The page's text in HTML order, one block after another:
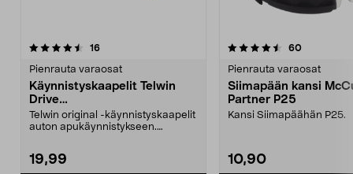
16arvostelut
Pienrauta varaosat
Käynnistyskaapelit Telwin
Drive
Mini/9000/13000/1250/150
0/1750, EC5
Telwin original -käynnistyskaapelit
auton apukäynnistykseen.
19,99
4.5 viidestä
60arvostelut
Pienrauta varaosat
Siimapään kansi
Partner P25
Kansi Siimapäähän P25.
10,90
4.5 viidestä